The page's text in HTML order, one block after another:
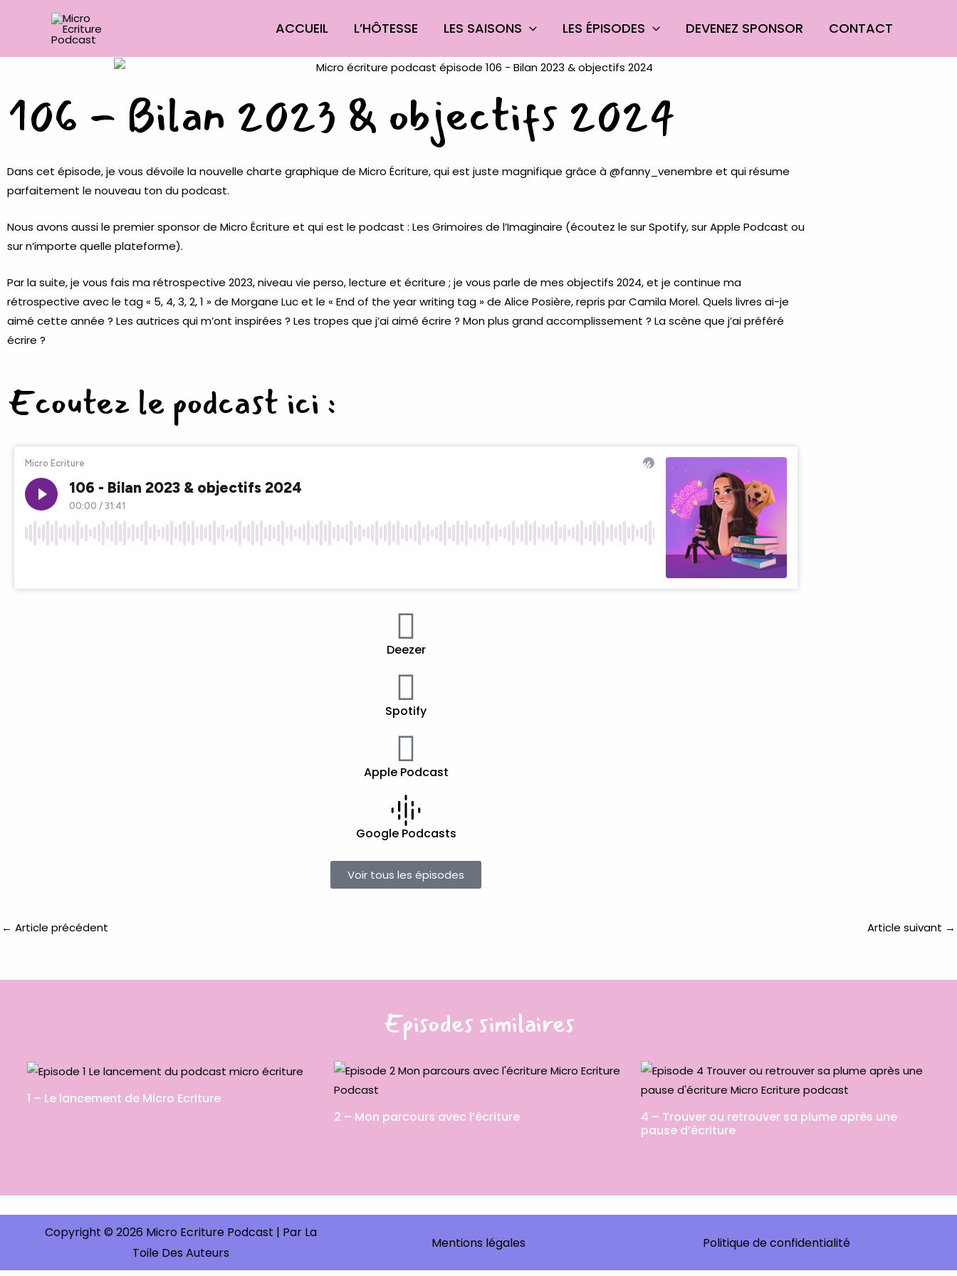
ACCUEIL L’HÔTESSE LES SAISONS LES ÉPISODES DEVENEZ SPONSOR CONTACT
106 - Bilan 2023 & objectifs 2024
Dans cet épisode, je vous dévoile la nouvelle charte graphique de Micro Écriture, qui est juste magnifique grâce à@fanny_venembre et qui résume
parfaitement le nouveau ton du podcast.
Nous avons aussi le premier sponsor de Micro Écriture et qui est le podcast : Les Grimoires de l’Imaginaire (écoutez le surSpotify, surApple Podcast ou
sur n’importe quelle plateforme).
Par la suite, je vous fais ma rétrospective 2023, niveau vie perso, lecture et écriture ; je vous parle de mes objectifs 2024, et je continue ma
rétrospective avec le tag « 5, 4, 3, 2, 1 » de Morgane Lucet le « End of the year writing tag » de Alice Posière, repris parCamila Morel. Quels livres ai-je
aimé cette année ? Les autrices qui m’ont inspirées ? Les tropes que j’ai aimé écrire ? Mon plus grand accomplissement ? La scène que j’ai préféré
écrire ?
Ecoutez le podcast ici :
Deezer
Spotify
Apple Podcast
Google Podcasts
Voir tous les épisodes
← Article précédent Article suivant →
Episodes similaires
1 – Le lancement de Micro Ecriture
2 – Mon parcours avec l’écriture
4 – Trouver ou retrouver sa plume après une
pause d’écriture
Copyright © 2026 Micro Ecriture Podcast | Par La
Toile Des Auteurs
Mentions légales Politique de confidentialité